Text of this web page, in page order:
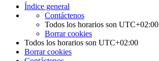
Índice general
Contáctenos
Todos los horarios son UTC+02:00
Borrar cookies
Todos los horarios son UTC+02:00
Borrar cookies